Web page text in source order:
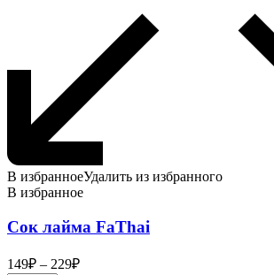
В избранноеУдалить из избранного
В избранное
Сок лайма FaThai
149₽ – 229₽Диапазон